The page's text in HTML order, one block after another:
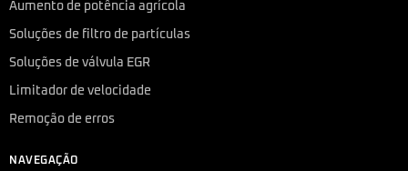
Aumento de potência agrícola
Soluções de filtro de partículas
Soluções de válvula EGR
Limitador de velocidade
Remoção de erros
NAVEGAÇÃO